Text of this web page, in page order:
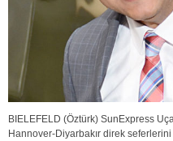
BIELEFELD (Öztürk) SunExpress
Hannover-Diyarbakır direk